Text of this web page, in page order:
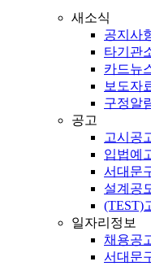
새소식
공지사
타기관
카드뉴
보도자
구정알
공고
고시공
입법예
서대문
설계공
(TEST)
일자리정보
채용공
서대문